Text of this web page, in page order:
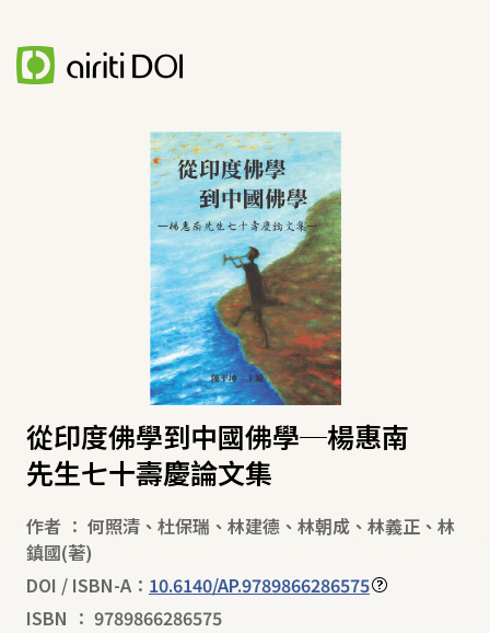
從印度佛學到中國佛學─楊惠南
先生七十壽慶論文集
作者 ： 何照清 、 杜保瑞 、 林建德 、 林朝成 、 林義正 、 林
鎮國(著)
DOI / ISBN-A： 10.6140/AP.9789866286575
ISBN ： 9789866286575